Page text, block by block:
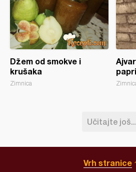
Džem od smokve i
krušaka
Zimnica
Učitajte još...
Vrh stranice